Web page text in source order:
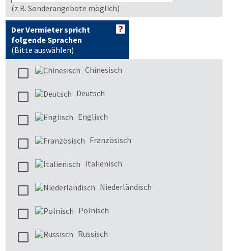
(z.B. Sonderangebote möglich)
Der Vermieter spricht
folgende Sprachen
(Bitte auswählen)
Chinesisch
Deutsch
Englisch
Französisch
Italienisch
Niederländisch
Polnisch
Russisch